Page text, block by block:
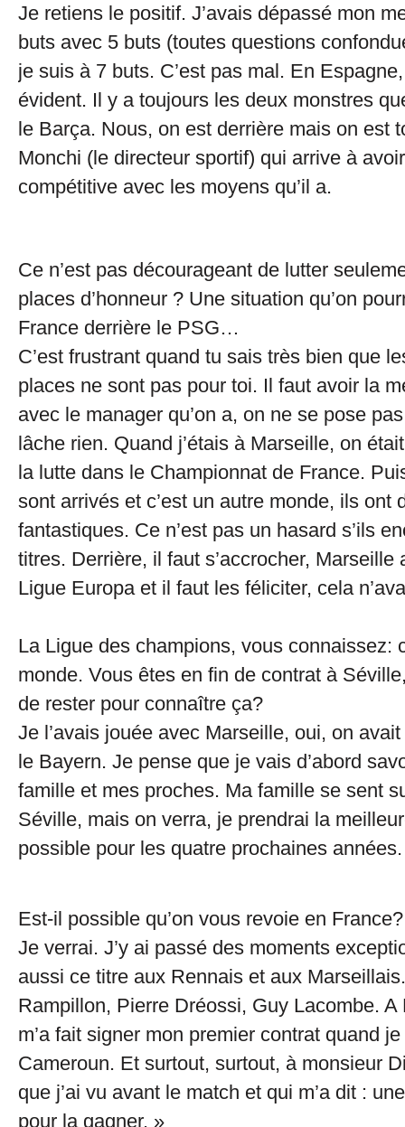
Je retiens le positif. J’avais dépassé mon
buts avec 5 buts (toutes questions
je suis à 7 buts. C’est pas mal. En
évident. Il y a toujours les deux monstres
le Barça. Nous, on est derrière mais on est
Monchi (le directeur sportif) qui arrive à
compétitive avec les moyens qu’il a.
Ce n’est pas décourageant de lutter
places d’honneur ? Une situation qu’on
France derrière le PSG…
C’est frustrant quand tu sais très bien que
places ne sont pas pour toi. Il faut avoir la
avec le manager qu’on a, on ne se pose
lâche rien. Quand j’étais à Marseille, on
la lutte dans le Championnat de France.
sont arrivés et c’est un autre monde, ils ont
fantastiques. Ce n’est pas un hasard s’ils
titres. Derrière, il faut s’accrocher, Marseille
Ligue Europa et il faut les féliciter, cela
La Ligue des champions, vous connaissez:
monde. Vous êtes en fin de contrat à
de rester pour connaître ça?
Je l’avais jouée avec Marseille, oui, on
le Bayern. Je pense que je vais d’abord
famille et mes proches. Ma famille se sent
Séville, mais on verra, je prendrai la
possible pour les quatre prochaines années.
Est-il possible qu’on vous revoie en France?
Je verrai. J’y ai passé des moments
aussi ce titre aux Rennais et aux
Rampillon, Pierre Dréossi, Guy Lacombe.
m’a fait signer mon premier contrat quand
Cameroun. Et surtout, surtout, à monsieur
que j’ai vu avant le match et qui m’a dit :
pour la gagner. »